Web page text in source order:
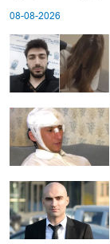
08-08-2026